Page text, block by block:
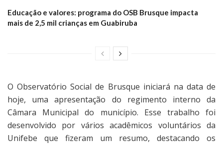
Educação e valores: programa do OSB Brusque impacta
mais de 2,5 mil crianças em Guabiruba
O Observatório Social de Brusque iniciará na data de
hoje, uma apresentação do regimento interno da
Câmara Municipal do município. Esse trabalho foi
desenvolvido por vários acadêmicos voluntários da
Unifebe que fizeram um resumo, destacando os